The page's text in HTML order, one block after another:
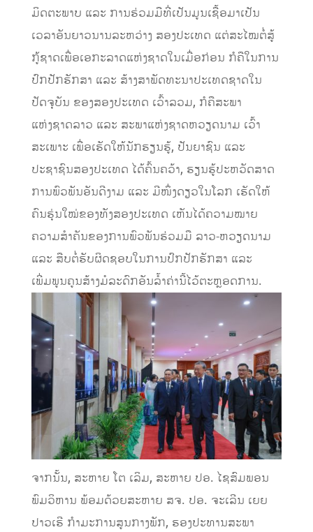
ມິດຕະພາບ ແລະ ການຮ່ວມມືທີ່ເປັນມູນເຊື້ອມາເປັນ
ເວລາອັນຍາວນານລະຫວ່າງ ສອງປະເທດ ແຕ່ສະໄໝຕໍ່ສູ້
ກູ້ຊາດເພື່ອເອກະລາດແຫ່ງຊາດໃນເມື່ອກ່ອນ ກໍຄືໃນການ
ປົກປັກຮັກສາ ແລະ ສ້າງສາພັດທະນາປະເທດຊາດໃນ
ປັດຈຸບັນ ຂອງສອງປະເທດ ເວົ້າລວມ, ກໍຄືສະພາ
ແຫ່ງຊາດລາວ ແລະ ສະພາແຫ່ງຊາດຫວຽດນາມ ເວົ້າ
ສະເພາະ ເພື່ອເຮັດໃຫ້ນັກຮຽນຮູ້, ປັນຍາຊົນ ແລະ
ປະຊາຊົນສອງປະເທດ ໄດ້ຄົ້ນຄວ້າ, ຮຽນຮູ້ປະຫວັດສາດ
ການພົວພັນອັນດີງາມ ແລະ ມີໜຶ່ງດຽວໃນໂລກ ເຮັດໃຫ້
ຄົນຮຸ່ນໃໝ່ຂອງທັງສອງປະເທດ ເຫັນໄດ້ຄວາມໝາຍ
ຄວາມສໍາຄັນຂອງການພົວພັນຮ່ວມມື ລາວ-ຫວຽດນາມ
ແລະ ສືບຕໍ່ຮັບຜິດຊອບໃນການປົກປັກຮັກສາ ແລະ
ເພີ່ມພູນຄູນສ້າງມໍລະດົກອັນລໍ້າຄ່ານີ້ໄວ້ຕະຫຼອດການ.
ຈາກນັ້ນ, ສະຫາຍ ໂຕ ເລິມ, ສະຫາຍ ປອ. ໄຊສົມພອນ
ພົມວິຫານ ພ້ອມດ້ວຍສະຫາຍ ສຈ. ປອ. ຈະເລີນ ເຍຍ
ປາວເຮີ ກໍາມະການສູນກາງພັກ, ຮອງປະທານສະພາ